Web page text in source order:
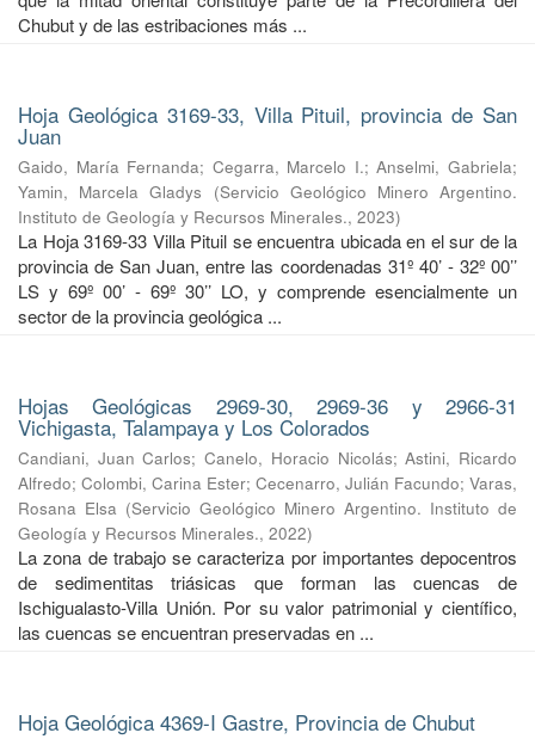
Chubut y de las estribaciones más ...
Hoja Geológica 3169-33, Villa Pituil, provincia de San
Juan
Gaido, María Fernanda; Cegarra, Marcelo I.;Anselmi, Gabriela;
Yamin, Marcela Gladys
(Servicio Geológico Minero Argentino.
Instituto de Geología y Recursos Minerales., 2023)
La Hoja 3169-33 Villa Pituil se encuentra ubicada en el sur de la
provincia de San Juan, entre las coordenadas 31º 40’ - 32º 00’’
LS y 69º 00’ - 69º 30’’ LO, y comprende esencialmente un
sector de la provincia geológica ...
Hojas Geológicas 2969-30, 2969-36 y 2966-31
Vichigasta, Talampaya y Los Colorados
Candiani, Juan Carlos;Canelo, Horacio Nicolás;Astini, Ricardo
Alfredo; Colombi, Carina Ester; Cecenarro, Julián Facundo; Varas,
Rosana Elsa (Servicio Geológico Minero Argentino. Instituto de
Geología y Recursos Minerales., 2022)
La zona de trabajo se caracteriza por importantes depocentros
de sedimentitas triásicas que forman las cuencas de
Ischigualasto-Villa Unión. Por su valor patrimonial y cientíﬁco,
las cuencas se encuentran preservadas en ...
Hoja Geológica 4369-I Gastre, Provincia de Chubut